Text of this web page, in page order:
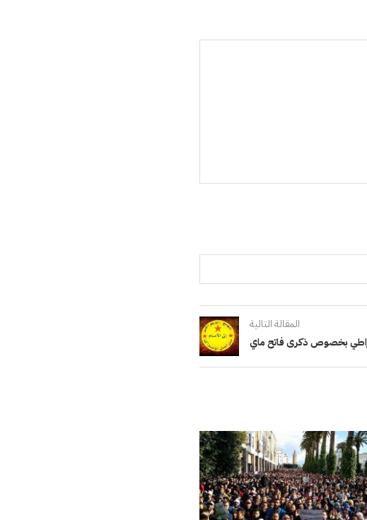
المقالة التالية
بخصوص ذكرى فاتح ماي